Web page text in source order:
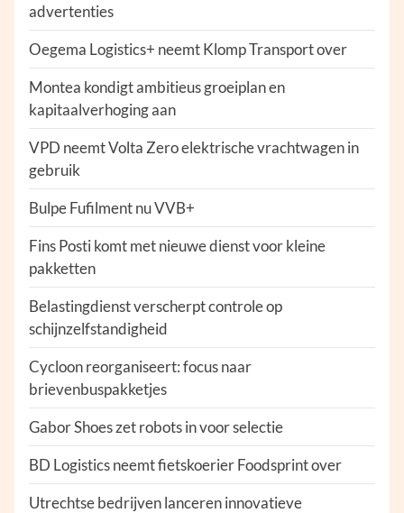
advertenties
Oegema Logistics+ neemt Klomp Transport over
Montea kondigt ambitieus groeiplan en
kapitaalverhoging aan
VPD neemt Volta Zero elektrische vrachtwagen in
gebruik
Bulpe Fufilment nu VVB+
Fins Posti komt met nieuwe dienst voor kleine
pakketten
Belastingdienst verscherpt controle op
schijnzelfstandigheid
Cycloon reorganiseert: focus naar
brievenbuspakketjes
Gabor Shoes zet robots in voor selectie
BD Logistics neemt fietskoerier Foodsprint over
Utrechtse bedrijven lanceren innovatieve